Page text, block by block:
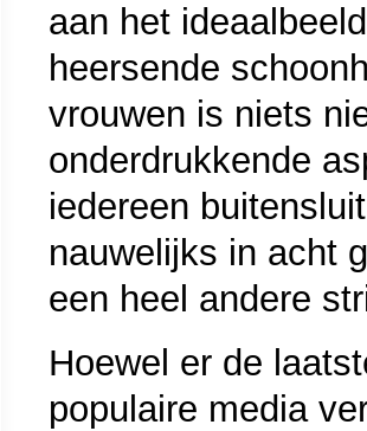
aan het
heersende
vrouwen is niets
onderdrukkende
iedereen
nauwelijks in acht
een heel andere
Hoewel er de
populaire media